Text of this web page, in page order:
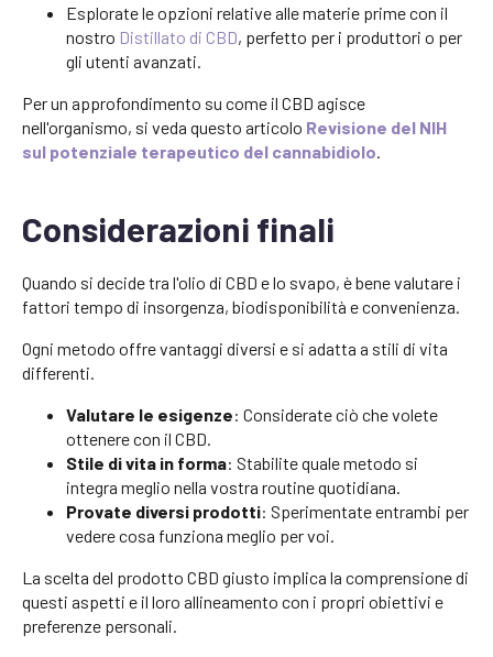
Esplorate le opzioni relative alle materie prime con il
nostro Distillato di CBD, perfetto per i produttori o per
gli utenti avanzati.
Per un approfondimento su come il CBD agisce
nell'organismo, si veda questo articolo Revisione del NIH
sul potenziale terapeutico del cannabidiolo.
Considerazioni finali
Quando si decide tra l'olio di CBD e lo svapo, è bene valutare i
fattori tempo di insorgenza, biodisponibilità e convenienza.
Ogni metodo offre vantaggi diversi e si adatta a stili di vita
differenti.
Valutare le esigenze: Considerate ciò che volete
ottenere con il CBD.
Stile di vita in forma: Stabilite quale metodo si
integra meglio nella vostra routine quotidiana.
Provate diversi prodotti: Sperimentate entrambi per
vedere cosa funziona meglio per voi.
La scelta del prodotto CBD giusto implica la comprensione di
questi aspetti e il loro allineamento con i propri obiettivi e
preferenze personali.